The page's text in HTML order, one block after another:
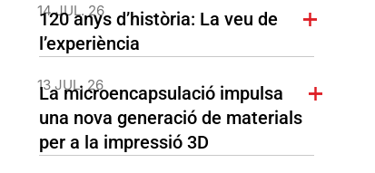
14 JUL. 26
120 anys d’història: La veu de
l’experiència
13 JUL. 26
La microencapsulació impulsa
una nova generació de materials
per a la impressió 3D